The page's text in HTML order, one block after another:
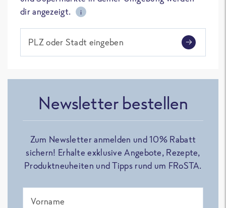
dir angezeigt.
i
PLZ oder Stadt eingeben
Newsletter bestellen
Zum Newsletter anmelden und 10% Rabatt
sichern! Erhalte exklusive Angebote, Rezepte,
Produktneuheiten und Tipps rund um FRoSTA.
Vorname